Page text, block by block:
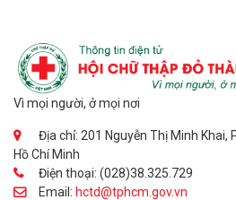
Vì mọi người, ở mọi nơi
Địa chỉ: 201 Nguyễn Thị Minh Khai,
Hồ Chí Minh
Điện thoại: (028)38.325.729
Email: hctd@tphcm.gov.vn